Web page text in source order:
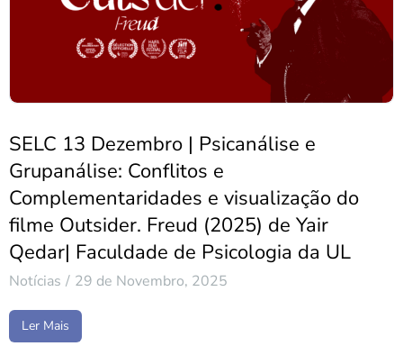
SELC 13 Dezembro | Psicanálise e
Grupanálise: Conflitos e
Complementaridades e visualização do
filme Outsider. Freud (2025) de Yair
Qedar| Faculdade de Psicologia da UL
Notícias 29 de Novembro, 2025
Ler Mais